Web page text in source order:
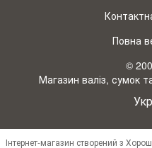
Повна
©
Магазин валіз, сумок
Укр
Інтернет-магазин створений з